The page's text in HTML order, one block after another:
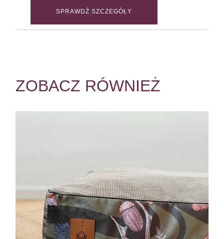
SPRAWDŹ SZCZEGÓŁY
ZOBACZ RÓWNIEŻ